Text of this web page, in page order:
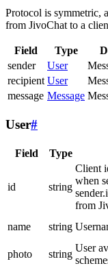
Protocol is symmetric,
from JivoChat to a
Field Type
sender
User
recipient User
message Message
User#
Field Type
id string
Client
when
from
name string
photo
string
User